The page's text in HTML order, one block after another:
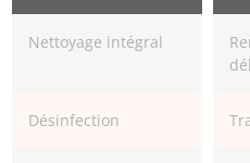
Nettoyage intégral
Désinfection